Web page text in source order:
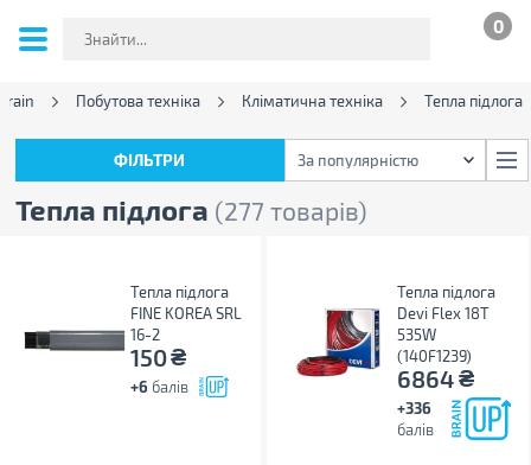
0
Побутова техніка Кліматична техніка Тепла підлога
Тепла підлога (277 товарів)
ФІЛЬТРИ За популярністю
Тепла підлога
FINE KOREA SRL
16-2
150₴
+6 балів
Тепла підлога
Devi Flex 18T
535W
(140F1239)
6864₴
+336
балів
ФІЛЬТРИ За популярністю